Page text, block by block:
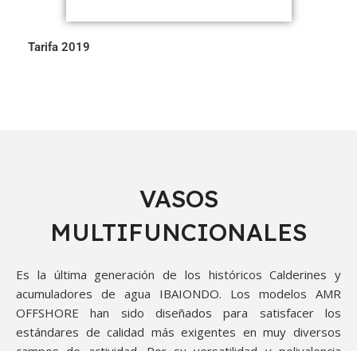
Tarifa 2019
VASOS
MULTIFUNCIONALES
Es la última generación de los históricos Calderines y
acumuladores de agua IBAIONDO. Los modelos AMR
OFFSHORE han sido diseñados para satisfacer los
estándares de calidad más exigentes en muy diversos